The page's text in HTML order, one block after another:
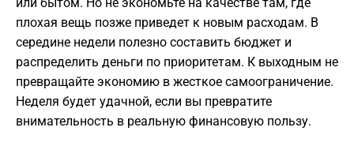
плохая вещь позже приведет к новым расходам. В
середине недели полезно составить бюджет и
распределить деньги по приоритетам. К выходным не
превращайте экономию в жесткое самоограничение.
Неделя будет удачной, если вы превратите
внимательность в реальную финансовую пользу.